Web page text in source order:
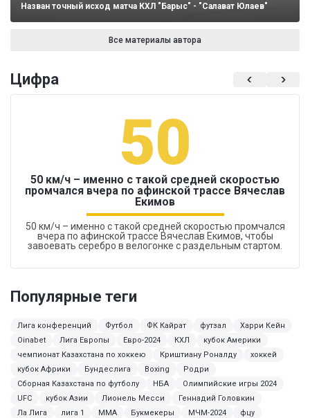
Назван точный исход матча КХЛ "Барыс" - "Салават Юлаев"
Все материалы автора
Цифра
50
50 км/ч – именно с такой средней скоростью
промчался вчера по афинской трассе Вячеслав
Екимов
50 км/ч – именно с такой средней скоростью промчался
вчера по афинской трассе Вячеслав Екимов, чтобы
завоевать серебро в велогонке с раздельным стартом.
Популярные теги
Лига конференций Футбол ФК Кайрат футзал
Харри Кейн
Oinabet
Лига Европы Евро-2024 КХЛ
кубок Америки
чемпионат Казахстана по хоккею
Криштиану Роналду
хоккей
кубок Африки
Бундеслига Boxing
Родри
Сборная Казахстана по футболу
НБА
Олимпийские игры 2024
UFC
кубок Азии Лионель Месси
Геннадий Головкин
Ла Лига
лига 1 MMA Букмекеры МЧМ-2024 фцу